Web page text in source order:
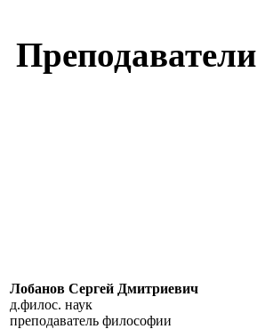
Преподаватели
Лобанов Сергей Дмитриевич
д.филос. наук
преподаватель философии